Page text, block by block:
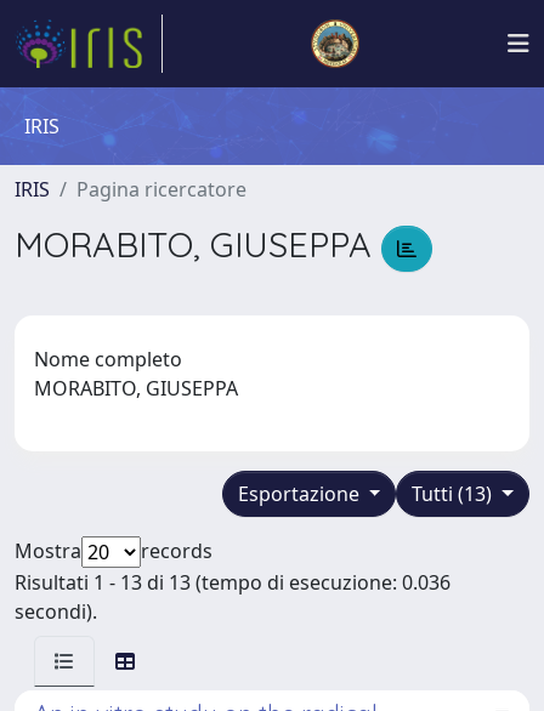
IRIS
IRIS Pagina ricercatore
MORABITO, GIUSEPPA
Nome completo
MORABITO, GIUSEPPA
Tutti (13)
Esportazione
Mostra
records
Risultati 1 - 13 di 13 (tempo di esecuzione: 0.036
secondi).